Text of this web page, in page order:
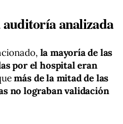
auditoría analizada
la mayoría de las
por el hospital eran
más de la mitad de las
no lograban validación